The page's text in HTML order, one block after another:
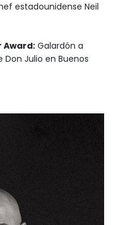
estadounidense Neil
Award: Galardón a
Don Julio en Buenos